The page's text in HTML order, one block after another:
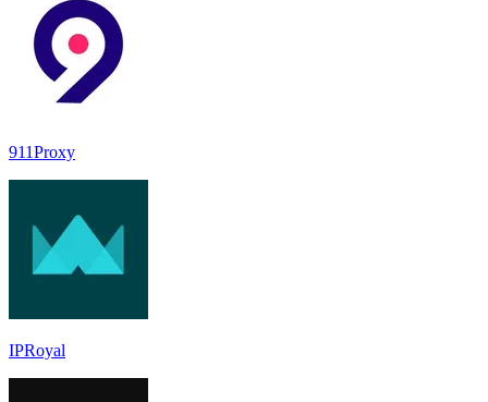
911Proxy
IPRoyal